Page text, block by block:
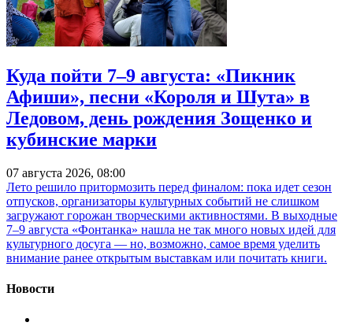
Куда пойти 7–9 августа: «Пикник
Афиши», песни «Короля и Шута» в
Ледовом, день рождения Зощенко и
кубинские марки
07 августа 2026, 08:00
Лето решило притормозить перед финалом: пока идет сезон
отпусков, организаторы культурных событий не слишком
загружают горожан творческими активностями. В выходные
7–9 августа «Фонтанка» нашла не так много новых идей для
культурного досуга — но, возможно, самое время уделить
внимание ранее открытым выставкам или почитать книги.
Новости